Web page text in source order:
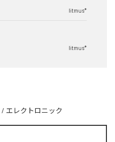
litmus*
litmus*
/ エレクトロニック